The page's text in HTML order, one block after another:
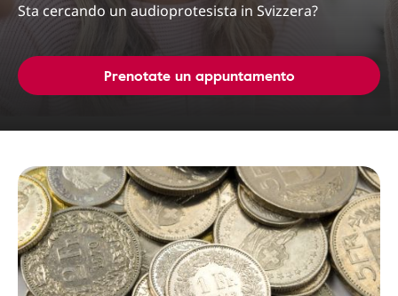
Sta cercando un audioprotesista in Svizzera?
Prenotate un appuntamento